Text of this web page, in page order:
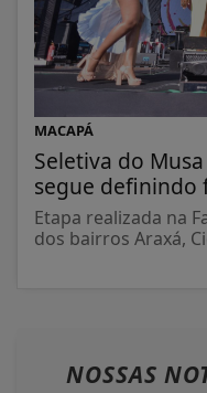
MACAPÁ
Seletiva do
segue definindo
Etapa realizada na
dos bairros Araxá,
NOSSAS